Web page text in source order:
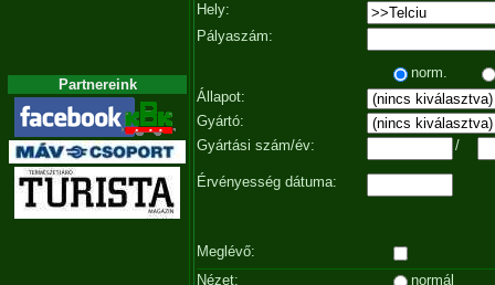
Partnereink
Hely:
Pályaszám:
norm.
Állapot:
Gyártó:
Gyártási szám/év:
/
Érvényesség dátuma:
Meglévő:
Nézet:
normál